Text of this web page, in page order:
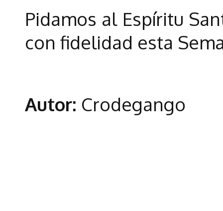
Pidamos al Espíritu
con fidelidad esta
Autor: Crodegango